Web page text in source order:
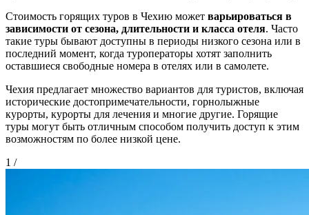
Стоимость горящих туров в Чехию может варьироваться в
зависимости от сезона, длительности и класса отеля. Часто
такие туры бывают доступны в периоды низкого сезона или в
последний момент, когда туроператоры хотят заполнить
оставшиеся свободные номера в отелях или в самолете.
Чехия предлагает множество вариантов для туристов, включая
исторические достопримечательности, горнолыжные
курорты, курорты для лечения и многие другие. Горящие
туры могут быть отличным способом получить доступ к этим
возможностям по более низкой цене.
1 /